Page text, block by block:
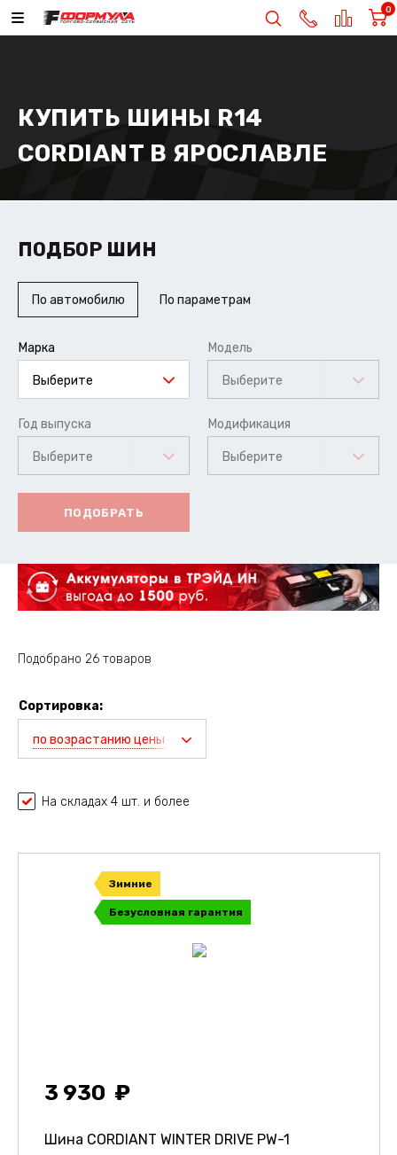
0
КУПИТЬ ШИНЫ R14
CORDIANT В ЯРОСЛАВЛЕ
ПОДБОР ШИН
По автомобилю По параметрам
Марка
Выберите
Модель
Выберите
Год выпуска
Выберите
Модификация
Выберите
ПОДОБРАТЬ
Подобрано 26 товаров
Сортировка:
по возрастанию цены
На складах 4 шт. и более
Зимние
Безусловная гарантия
3 930
Шина CORDIANT WINTER DRIVE PW-1